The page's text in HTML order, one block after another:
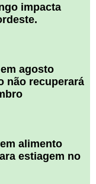
impacta
agosto
não recuperará
alimento
estiagem no